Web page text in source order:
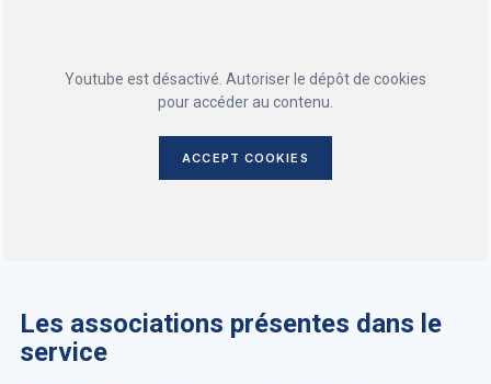
Youtube est désactivé. Autoriser le dépôt de cookies
pour accéder au contenu.
ACCEPT COOKIES
Les associations présentes dans le
service